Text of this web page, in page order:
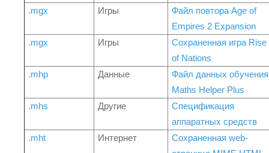
.mgx
Игры
Файл повтора Age of
Empires 2 Expansion
.mgx
Игры
Сохраненная игра Rise
of Nations
.mhp
Данные
Файл данных обучения
Maths Helper Plus
.mhs
Другие
Спецификация
аппаратных средств
.mht
Интернет
Сохраненная web-